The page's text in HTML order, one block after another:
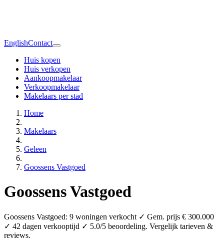
EnglishContact
Huis kopen
Huis verkopen
Aankoopmakelaar
Verkoopmakelaar
Makelaars per stad
Home
Makelaars
Geleen
Goossens Vastgoed
Goossens Vastgoed
Goossens Vastgoed: 9 woningen verkocht ✓ Gem. prijs € 300.000
✓ 42 dagen verkooptijd ✓ 5.0/5 beoordeling. Vergelijk tarieven &
reviews.